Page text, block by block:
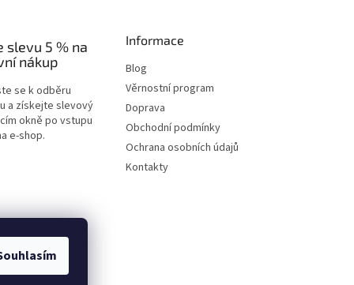
slevu 5 % na
nákup
se k odběru
a získejte slevový
okně po vstupu
e-shop.
Informace
Blog
Věrnostní program
Doprava
Obchodní podmínky
Ochrana osobních údajů
Kontakty